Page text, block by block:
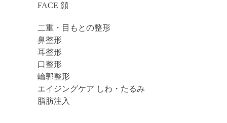
FACE 顔
二重・目もとの整形
鼻整形
耳整形
口整形
輪郭整形
エイジングケア しわ・たるみ
脂肪注入